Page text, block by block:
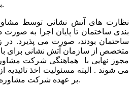
با ضوابط طراحی، اجرا گردد.
نظارت های آتش نشانی توسط
بندی ساختمان تا پایان اجرا به
ساختمان بودند، صورت می پذیرد. در
متخصص از سازمان آتش نشانی برای
مجوز نهایی با هماهنگی شرکت
می شوند . البته مسئولیت اخذ
بر عهده شرکت مشاوره آتش نشانی تهران می باشد.